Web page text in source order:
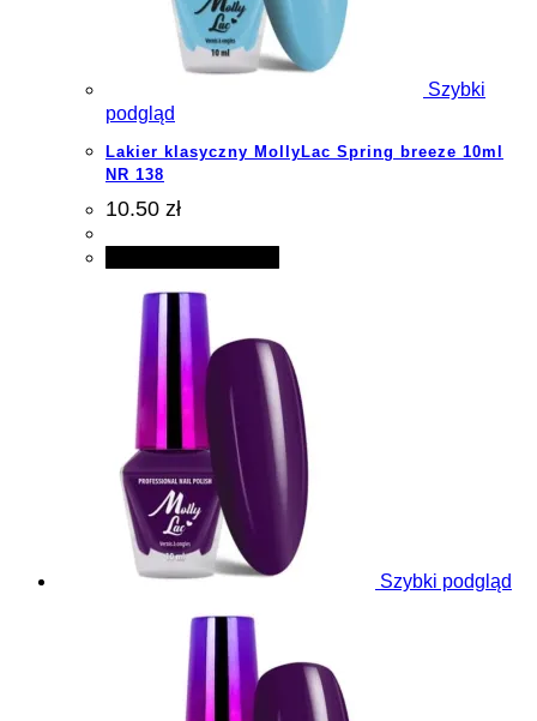
Szybki
podgląd
Lakier klasyczny MollyLac Spring breeze 10ml
NR 138
10.50 zł
Szybki podgląd